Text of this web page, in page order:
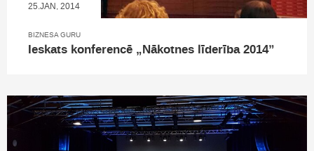
25.JAN, 2014
BIZNESA GURU
Ieskats konferencē „Nākotnes līderība 2014”